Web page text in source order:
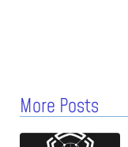
More Posts